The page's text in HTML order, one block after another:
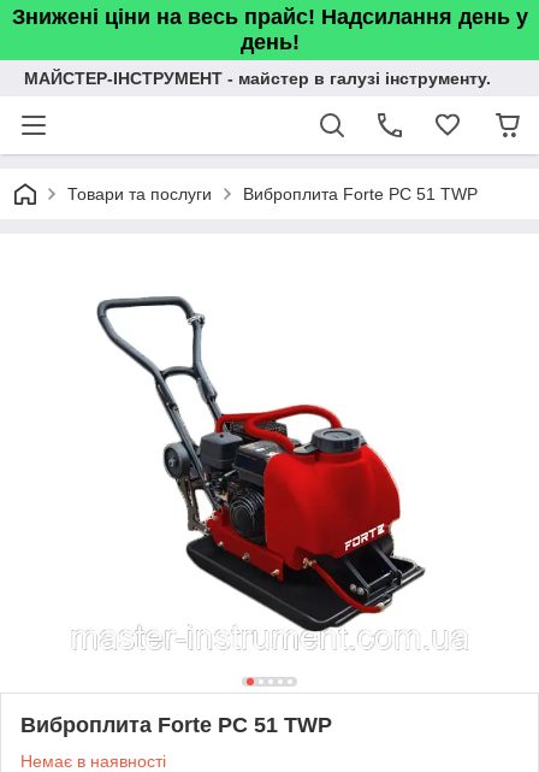
Знижені ціни на весь прайс! Надсилання день у
день!
МАЙСТЕР-ІНСТРУМЕНТ - майстер в галузі інструменту.
Товари та послуги Виброплита Forte PC 51 TWP
Виброплита Forte PC 51 TWP
Немає в наявності